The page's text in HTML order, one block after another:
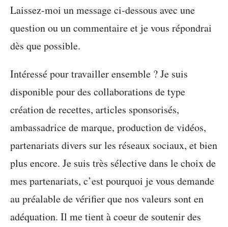
Laissez-moi un message ci-dessous avec une
question ou un commentaire et je vous répondrai
dès que possible.
Intéressé pour travailler ensemble ? Je suis
disponible pour des collaborations de type
création de recettes, articles sponsorisés,
ambassadrice de marque, production de vidéos,
partenariats divers sur les réseaux sociaux, et bien
plus encore. Je suis très sélective dans le choix de
mes partenariats, c’est pourquoi je vous demande
au préalable de vérifier que nos valeurs sont en
adéquation. Il me tient à coeur de soutenir des